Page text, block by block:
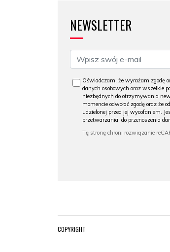
NEWSLETTER
Oświadczam, że wyrażam zgodę
danych osobowych oraz wszelkie
niezbędnych do otrzymywania
momencie odwołać zgodę oraz że
udzielonej przed jej wycofaniem.
przetwarzania, do przenoszenia
COPYRIGHT